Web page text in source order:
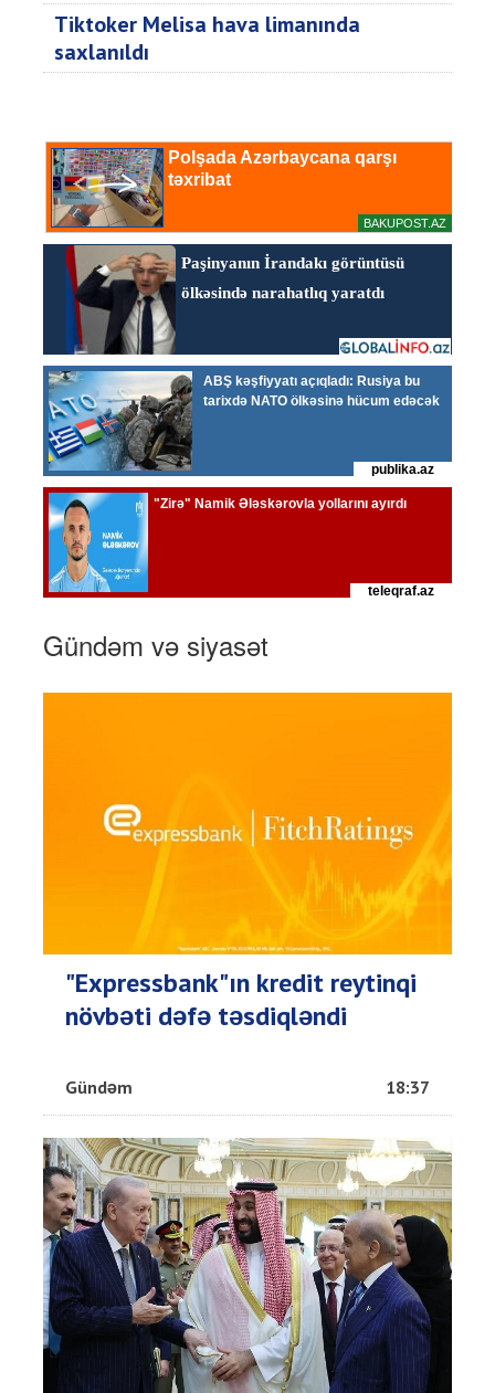
Tiktoker Melisa hava limanında
saxlanıldı
Gündəm və siyasət
"Expressbank"ın kredit reytinqi
növbəti dəfə təsdiqləndi
Gündəm 18:37